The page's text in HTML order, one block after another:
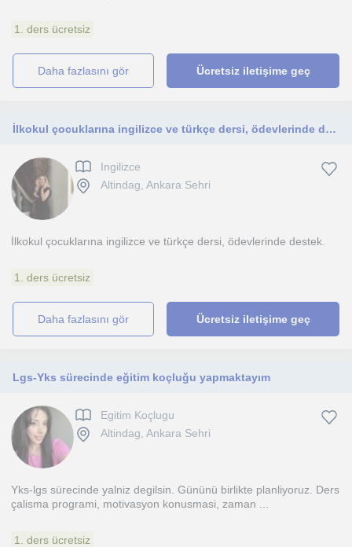
1. ders ücretsiz
daha fazlasını gör Ücretsiz iletişime geç
İlkokul çocuklarına ingilizce ve türkçe dersi, ödevlerinde destek
Ingilizce
Altindag, Ankara Sehri
İlkokul çocuklarına ingilizce ve türkçe dersi, ödevlerinde destek.
1. ders ücretsiz
daha fazlasını gör Ücretsiz iletişime geç
Lgs-Yks sürecinde eğitim koçluğu yapmaktayım
Egitim Koçlugu
Altindag, Ankara Sehri
Yks-lgs sürecinde yalniz degilsin. Gününü birlikte planliyoruz. Ders
çalisma programi, motivasyon konusmasi, zaman ...
1. ders ücretsiz